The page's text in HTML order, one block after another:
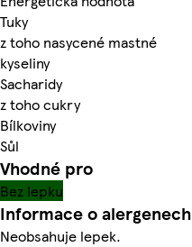
Tuky
z toho nasycené mastné
kyseliny
Sacharidy
z toho cukry
Bílkoviny
Sůl
Vhodné pro
Bez lepku
Informace o alergenech
Neobsahuje lepek.